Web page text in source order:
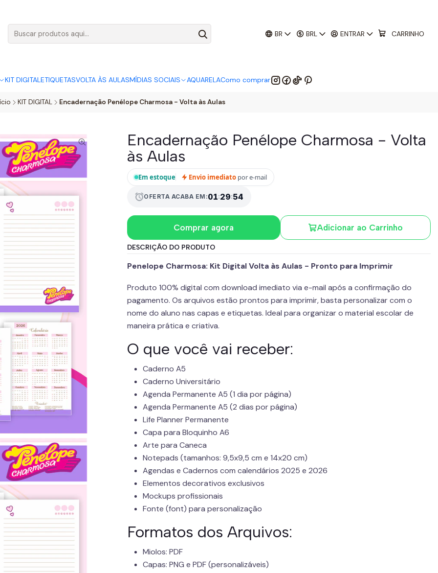
BR BRL ENTRAR CARRINHO
KIT DIGITALETIQUETASVOLTA ÀS AULASMÍDIAS SOCIAIS AQUARELAComo comprar
KIT DIGITAL Encadernação Penélope Charmosa - Volta às Aulas
Encadernação Penélope Charmosa - Volta
às Aulas
Em estoque Envio imediato por e-mail
alarmOFERTA ACABA EM:01:29:53
Adicionar ao Carrinho
Comprar agora
DESCRIÇÃO DO PRODUTO
Penelope Charmosa: Kit Digital Volta às Aulas - Pronto para Imprimir
Produto 100% digital com download imediato via e-mail após a confirmação do
pagamento. Os arquivos estão prontos para imprimir, basta personalizar com o
nome do aluno nas capas e etiquetas. Ideal para organizar o material escolar de
maneira prática e criativa.
O que você vai receber:
Caderno A5
Caderno Universitário
Agenda Permanente A5 (1 dia por página)
Agenda Permanente A5 (2 dias por página)
Life Planner Permanente
Capa para Bloquinho A6
Arte para Caneca
Notepads (tamanhos: 9,5x9,5 cm e 14x20 cm)
Agendas e Cadernos com calendários 2025 e 2026
Elementos decorativos exclusivos
Mockups profissionais
Fonte (font) para personalização
Formatos dos Arquivos:
Miolos: PDF
Capas: PNG e PDF (personalizáveis)